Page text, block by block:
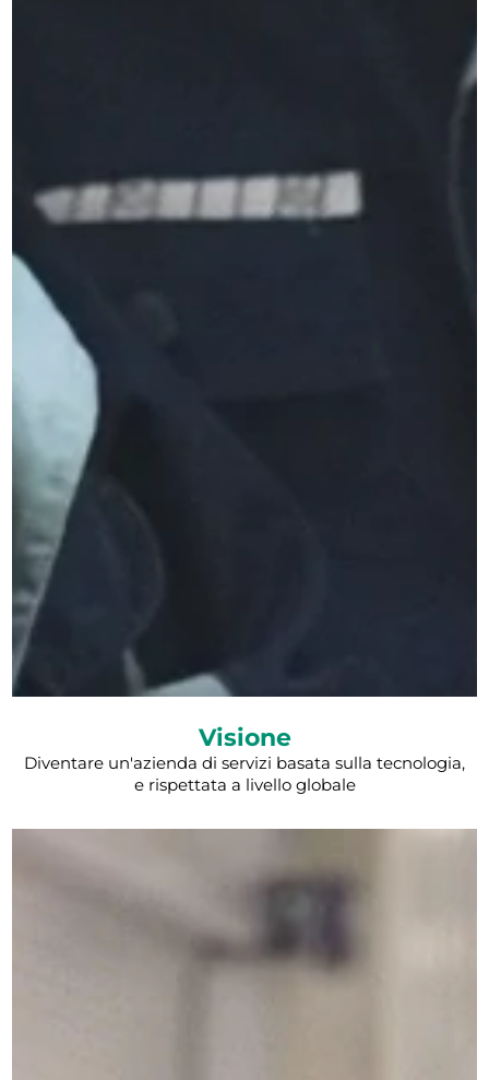
Visione
Diventare un'azienda di servizi basata sulla tecnologia,
e rispettata a livello globale